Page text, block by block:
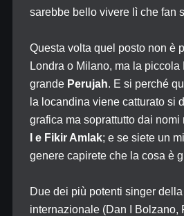
sarebbe bello vivere lì che fan
Questa volta quel posto non è
Londra o Milano, ma la piccola
grandePerujah. E si perché
la locandina viene catturato si
grafica ma soprattutto dai nomi
I e Fikir Amlak; e se siete un
genere capirete che la cosa è
Due dei più potenti singer
internazionale (Dan I Bolzano,